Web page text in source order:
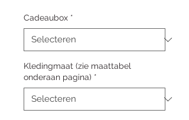
Cadeaubox *
Kledingmaat (zie maattabel
onderaan pagina) *